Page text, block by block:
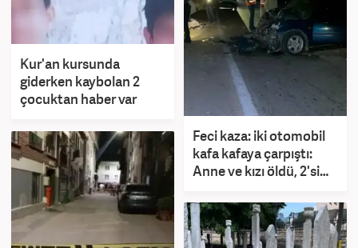
Kur'an kursunda
giderken kaybolan 2
çocuktan haber var
Feci kaza: iki otomobil
kafa kafaya çarpıştı:
Anne ve kızı öldü, 2'si